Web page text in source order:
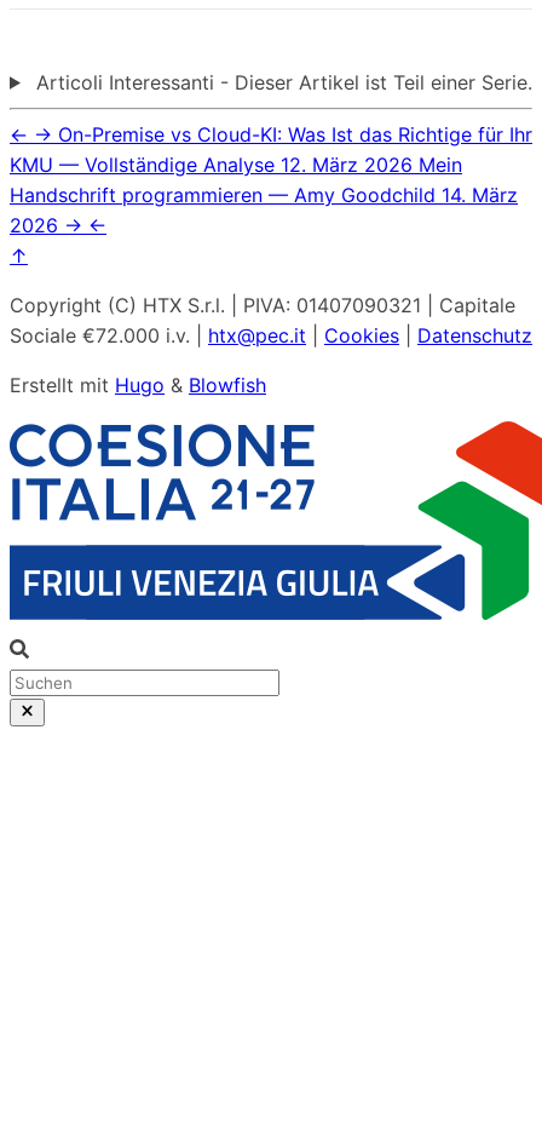
Articoli Interessanti - Dieser Artikel ist Teil einer Serie.
← → On-Premise vs Cloud-KI: Was Ist das Richtige für Ihr
KMU — Vollständige Analyse 12. März 2026 Mein
Handschrift programmieren — Amy Goodchild 14. März
2026 → ←
↑
Copyright (C) HTX S.r.l. | PIVA: 01407090321 | Capitale
Sociale €72.000 i.v. | htx@pec.it Cookies Datenschutz
Erstellt mit Hugo & Blowfish